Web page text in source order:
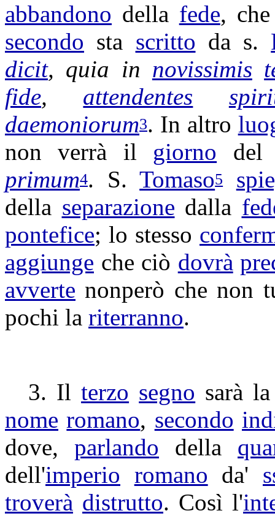
abbandono della fede,
secondo sta scritto da s.
dicit, quia in novissimis
fide, attendentes
daemoniorum3. In altro
non verrà il giorno
primum4. S.Tomaso5
della separazione dalla
pontefice; lo stesso
aggiunge che ciò dovrà
avverte nonperò che non
pochi la riterranno.
3. Ilterzo segno sarà
nome romano, secondo
dove, parlando della
dell'imperio romano da'
troverà distrutto. Così l'